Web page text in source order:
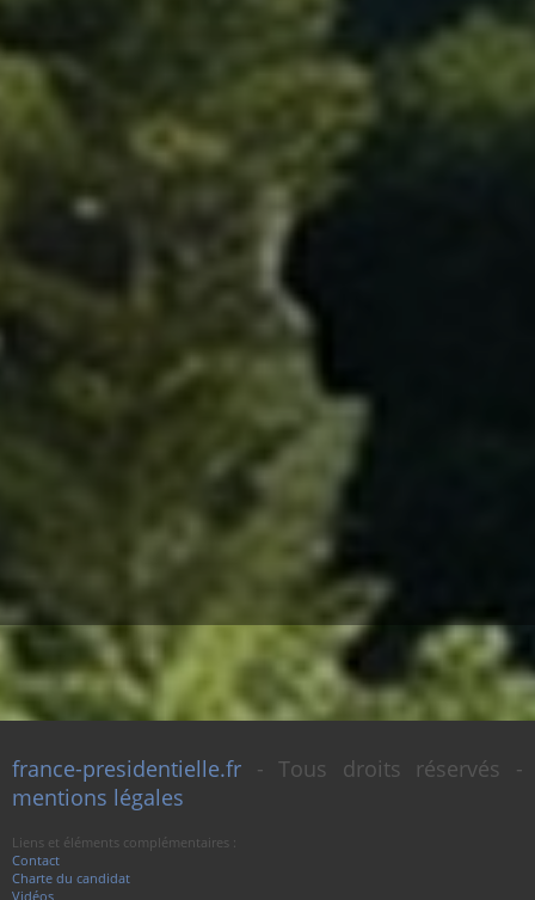
france-presidentielle.fr - Tous droits réservés -
mentions légales
Liens et éléments complémentaires :
Contact
Charte du candidat
Vidéos